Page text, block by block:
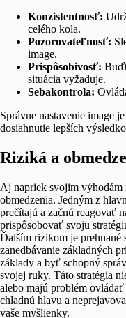
Konzistentnosť:
celého kola.
Pozorovateľnosť:
image.
Prispôsobivosť:
situácia vyžaduje.
Sebakontrola:
Správne nastavenie image
dosiahnutie lepších
Riziká a
Aj napriek svojim výhodám
obmedzenia. Jedným z
prečítajú a začnú reagovať
prispôsobovať svoju
Ďalším rizikom je prehnané
zanedbávanie základných
základy a byť schopný
svojej ruky. Táto stratégia
alebo majú problém
chladnú hlavu a
vaše myšlienky.